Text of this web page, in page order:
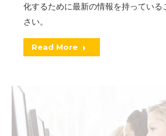
化するために最新の情報を持っている
さい。
Read More